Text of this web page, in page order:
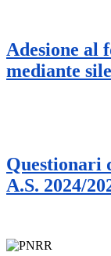
Adesione al
mediante
Questionari
A.S. 2024/